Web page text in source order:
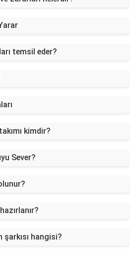
temsil eder?
kimdir?
Sever?
şarkısı hangisi?